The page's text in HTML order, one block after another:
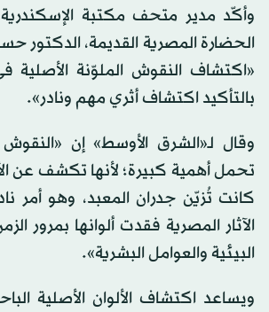
وأكّد مدير متحف مكتبة
الحضارة المصرية القديمة، الدكتور
«اكتشاف النقوش الملوّنة الأصلية
بالتأكيد اكتشاف أثري مهم ونادر».
وقال لـ«الشرق الأوسط» إن
تحمل أهمية كبيرة؛ لأنها تكشف عن
كانت تُزيّن جدران المعبد، وهو أمر
الآثار المصرية فقدت ألوانها بمرور
البيئية والعوامل البشرية».
ويساعد اكتشاف الألوان الأصلية